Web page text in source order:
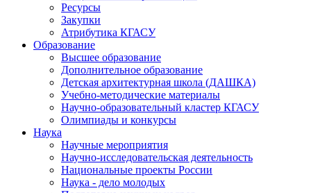
Ресурсы
Закупки
Атрибутика КГАСУ
Образование
Высшее образование
Дополнительное образование
Детская архитектурная школа (ДАШКА)
Учебно-методические материалы
Научно-образовательный кластер КГАСУ
Олимпиады и конкурсы
Наука
Научные мероприятия
Научно-исследовательская деятельность
Национальные проекты России
Наука - дело молодых